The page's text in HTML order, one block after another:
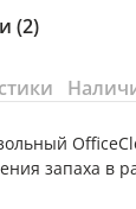
(2)
запаха в